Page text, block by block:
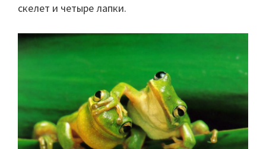
скелет и четыре лапки.